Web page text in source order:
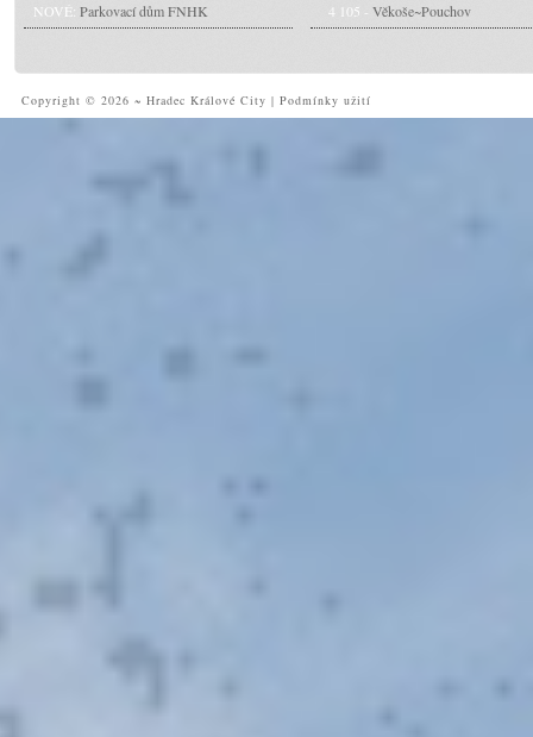
NOVÉ: Parkovací dům FNHK
4 105 - Věkoše~Pouchov
Copyright © 2026 ~ Hradec Králové City | Podmínky užití